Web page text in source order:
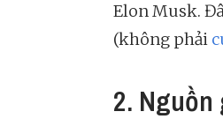
Elon Musk.
(không phải
2. Nguồn